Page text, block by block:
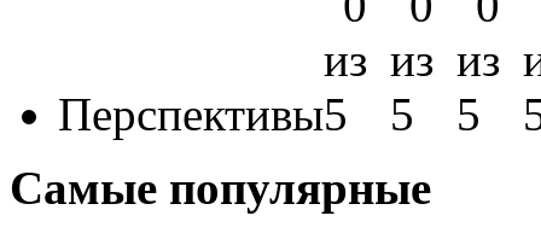
Перспективы
Самые популярные